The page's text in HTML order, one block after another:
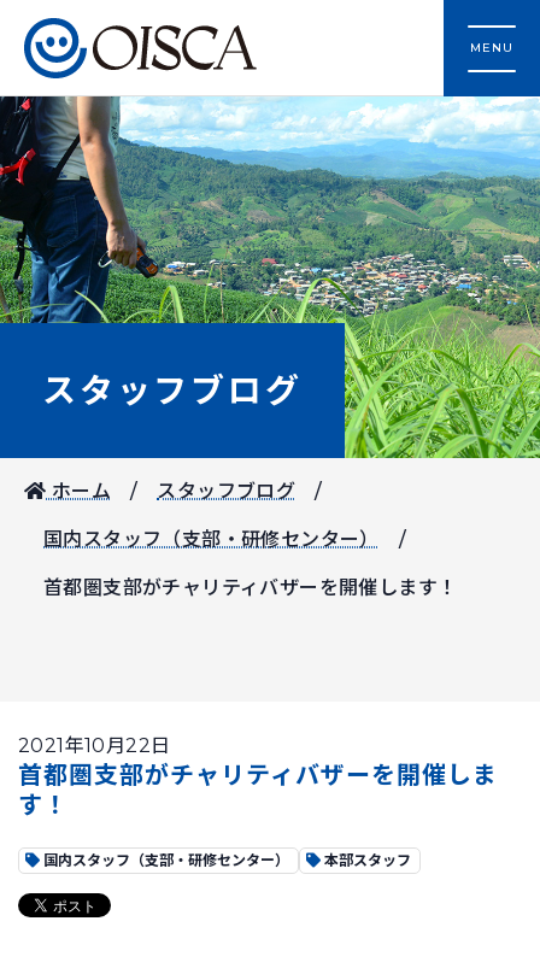
MENU
スタッフブログ
ホーム スタッフブログ
国内スタッフ（支部・研修センター）
首都圏支部がチャリティバザーを開催します！
2021年10月22日
首都圏支部がチャリティバザーを開催しま
す！
国内スタッフ（支部・研修センター） 本部スタッフ